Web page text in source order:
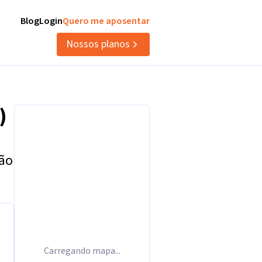
BlogLoginQuero me aposentar
Nossos planos
Carregando mapa...